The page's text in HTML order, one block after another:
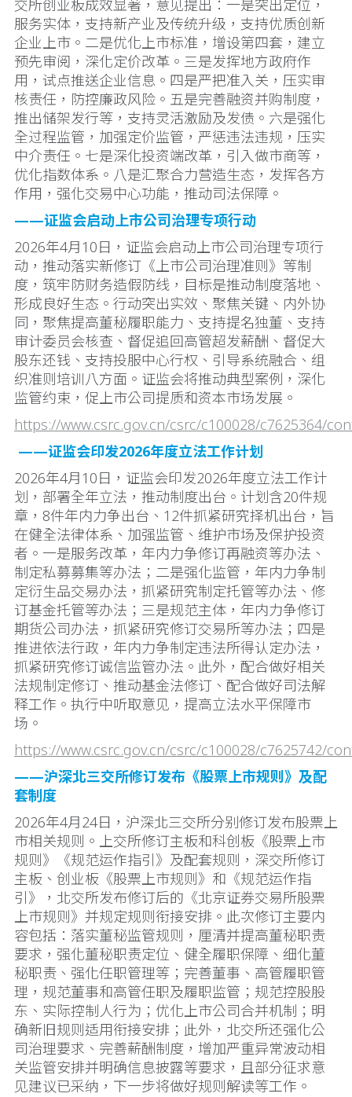
交所创业板成效显著，意见提出：一是突出定位，
服务实体，支持新产业及传统升级，支持优质创新
企业上市。二是优化上市标准，增设第四套，建立
预先审阅，深化定价改革。三是发挥地方政府作
用，试点推送企业信息。四是严把准入关，压实审
核责任，防控廉政风险。五是完善融资并购制度，
推出储架发行等，支持灵活激励及发债。六是强化
全过程监管，加强定价监管，严惩违法违规，压实
中介责任。七是深化投资端改革，引入做市商等，
优化指数体系。八是汇聚合力营造生态，发挥各方
作用，强化交易中心功能，推动司法保障。
——证监会启动上市公司治理专项行动
2026年4月10日，证监会启动上市公司治理专项行
动，推动落实新修订《上市公司治理准则》等制
度，筑牢防财务造假防线，目标是推动制度落地、
形成良好生态。行动突出实效、聚焦关键、内外协
同，聚焦提高董秘履职能力、支持提名独董、支持
审计委员会核查、督促追回高管超发薪酬、督促大
股东还钱、支持投服中心行权、引导系统融合、组
织准则培训八方面。证监会将推动典型案例，深化
监管约束，促上市公司提质和资本市场发展。
https://www.csrc.gov.cn/csrc/c100028/c7625364/
——证监会印发2026年度立法工作计划
2026年4月10日，证监会印发2026年度立法工作计
划，部署全年立法，推动制度出台。计划含20件规
章，8件年内力争出台、12件抓紧研究择机出台，旨
在健全法律体系、加强监管、维护市场及保护投资
者。一是服务改革，年内力争修订再融资等办法、
制定私募募集等办法；二是强化监管，年内力争制
定衍生品交易办法，抓紧研究制定托管等办法、修
订基金托管等办法；三是规范主体，年内力争修订
期货公司办法，抓紧研究修订交易所等办法；四是
推进依法行政，年内力争制定违法所得认定办法，
抓紧研究修订诚信监管办法。此外，配合做好相关
法规制定修订、推动基金法修订、配合做好司法解
释工作。执行中听取意见，提高立法水平保障市
场。
https://www.csrc.gov.cn/csrc/c100028/c7625742/
——沪深北三交所修订发布《股票上市规则》及配
套制度
2026年4月24日，沪深北三交所分别修订发布股票上
市相关规则。上交所修订主板和科创板《股票上市
规则》《规范运作指引》及配套规则，深交所修订
主板、创业板《股票上市规则》和《规范运作指
引》，北交所发布修订后的《北京证券交易所股票
上市规则》并规定规则衔接安排。此次修订主要内
容包括：落实董秘监管规则，厘清并提高董秘职责
要求，强化董秘职责定位、健全履职保障、细化董
秘职责、强化任职管理等；完善董事、高管履职管
理，规范董事和高管任职及履职监管；规范控股股
东、实际控制人行为；优化上市公司合并机制；明
确新旧规则适用衔接安排；此外，北交所还强化公
司治理要求、完善薪酬制度，增加严重异常波动相
关监管安排并明确信息披露等要求，且部分征求意
见建议已采纳，下一步将做好规则解读等工作。